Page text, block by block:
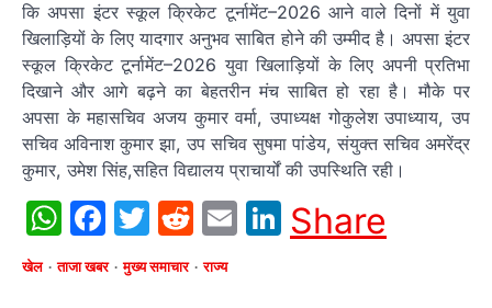
कि अपसा इंटर स्कूल क्रिकेट टूर्नामेंट–2026 आने वाले दिनों में युवा
खिलाड़ियों के लिए यादगार अनुभव साबित होने की उम्मीद है। अपसा इंटर
स्कूल क्रिकेट टूर्नामेंट–2026 युवा खिलाड़ियों के लिए अपनी प्रतिभा
दिखाने और आगे बढ़ने का बेहतरीन मंच साबित हो रहा है। मौके पर
अपसा के महासचिव अजय कुमार वर्मा, उपाध्यक्ष गोकुलेश उपाध्याय, उप
सचिव अविनाश कुमार झा, उप सचिव सुषमा पांडेय, संयुक्त सचिव अमरेंद्र
कुमार, उमेश सिंह,सहित विद्यालय प्राचार्यों की उपस्थिति रही।
WhatsApp
Facebook
Twitter
Reddit
EmailLinkedIn
Share
खेल ताजा खबर मुख्य समाचार राज्य